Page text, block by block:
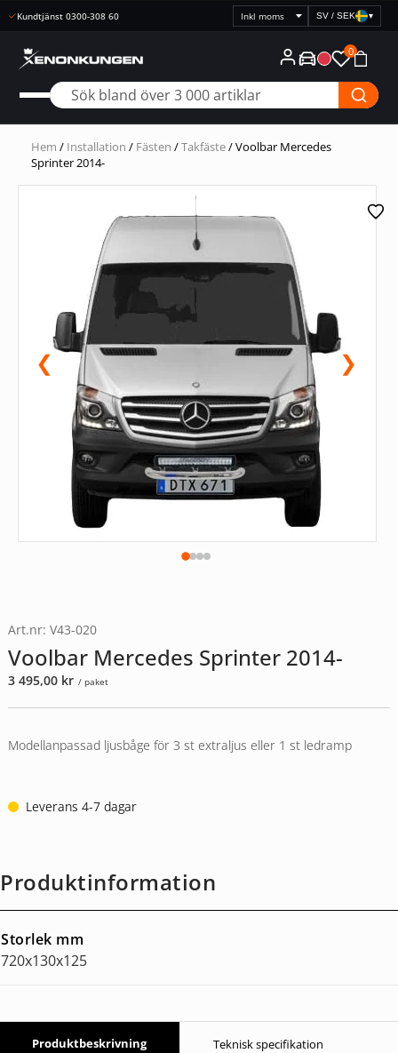
Kundtjänst 0300-308 60
Välj
prisvisning
SV / SEK ▾
0
Hem / Installation / Fästen /Takfäste/ Voolbar Mercedes
Sprinter 2014-
❮ ❯
Art.nr: V43-020
Voolbar Mercedes Sprinter 2014-
3 495,00 kr / paket
Modellanpassad ljusbåge för 3 st extraljus eller 1 st ledramp
Leverans 4-7 dagar
Produktinformation
Storlek mm
720x130x125
Produktbeskrivning Teknisk specifikation